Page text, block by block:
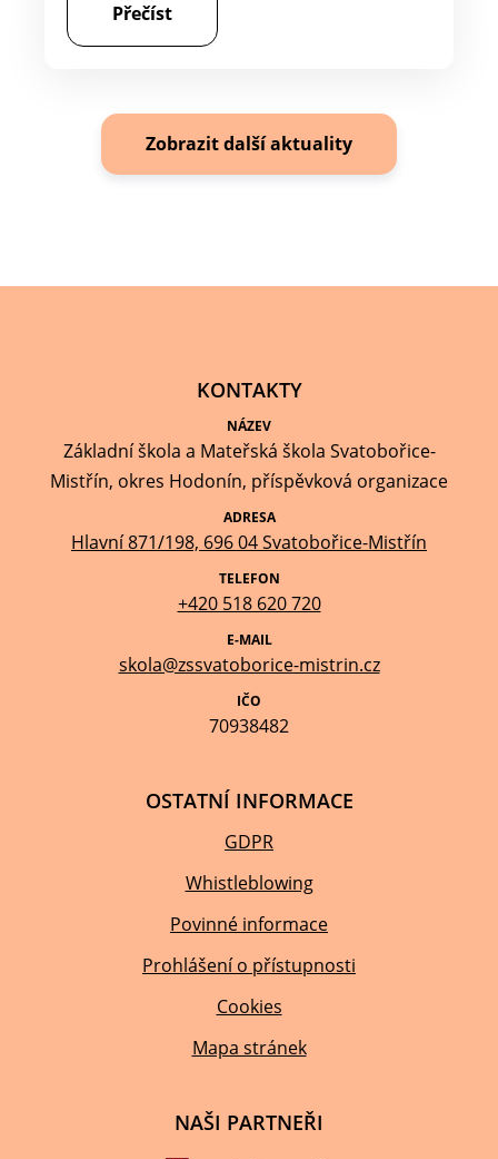
Přečíst
Zobrazit další aktuality
KONTAKTY
NÁZEV
Základní škola a Mateřská škola Svatobořice-
Mistřín, okres Hodonín, příspěvková organizace
ADRESA
Hlavní 871/198, 696 04 Svatobořice-Mistřín
TELEFON
+420 518 620 720
E-MAIL
skola@zssvatoborice-mistrin.cz
IČO
70938482
OSTATNÍ INFORMACE
GDPR
Whistleblowing
Povinné informace
Prohlášení o přístupnosti
Cookies
Mapa stránek
NAŠI PARTNEŘI